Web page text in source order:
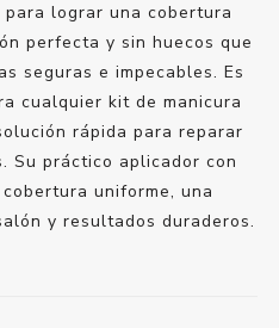
lograr una cobertura
perfecta y sin huecos que
seguras e impecables. Es
cualquier kit de manicura
rápida para reparar
Su práctico aplicador con
uniforme, una
y resultados duraderos.